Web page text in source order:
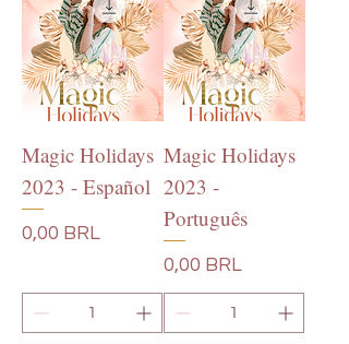
Magic Holidays
2023 - Español
Precio
0,00 BRL
Magic Holidays
2023 -
Português
Precio
0,00 BRL